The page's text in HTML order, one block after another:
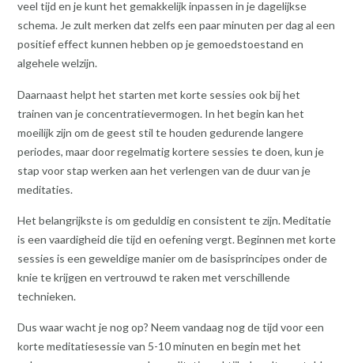
veel tijd en je kunt het gemakkelijk inpassen in je dagelijkse
schema. Je zult merken dat zelfs een paar minuten per dag al een
positief effect kunnen hebben op je gemoedstoestand en
algehele welzijn.
Daarnaast helpt het starten met korte sessies ook bij het
trainen van je concentratievermogen. In het begin kan het
moeilijk zijn om de geest stil te houden gedurende langere
periodes, maar door regelmatig kortere sessies te doen, kun je
stap voor stap werken aan het verlengen van de duur van je
meditaties.
Het belangrijkste is om geduldig en consistent te zijn. Meditatie
is een vaardigheid die tijd en oefening vergt. Beginnen met korte
sessies is een geweldige manier om de basisprincipes onder de
knie te krijgen en vertrouwd te raken met verschillende
technieken.
Dus waar wacht je nog op? Neem vandaag nog de tijd voor een
korte meditatiesessie van 5-10 minuten en begin met het